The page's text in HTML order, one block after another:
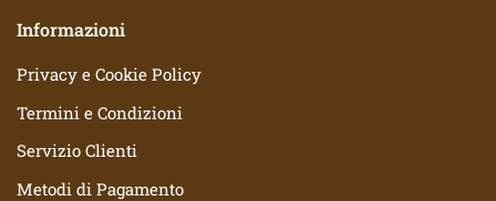
Informazioni
Privacy e Cookie Policy
Termini e Condizioni
Servizio Clienti
Metodi di Pagamento